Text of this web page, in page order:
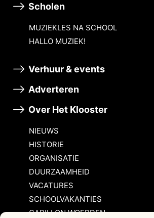
Scholen
MUZIEKLES NA SCHOOL
HALLO MUZIEK!
Verhuur & events
Adverteren
Over Het Klooster
NIEUWS
HISTORIE
ORGANISATIE
DUURZAAMHEID
VACATURES
SCHOOLVAKANTIES
CARILLON WOERDEN